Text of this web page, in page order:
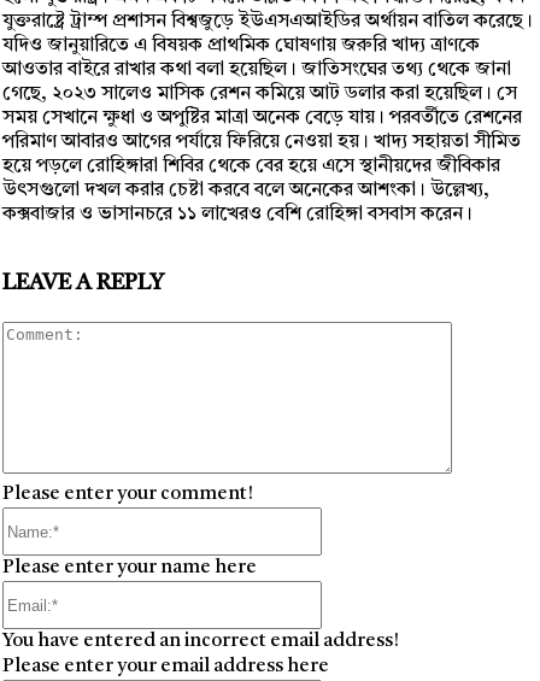
যুক্তরাষ্ট্রে ট্রাম্প প্রশাসন বিশ্বজুড়ে ইউএসএআইডির অর্থায়ন বাতিল করেছে।
যদিও জানুয়ারিতে এ বিষয়ক প্রাথমিক ঘোষণায় জরুরি খাদ্য ত্রাণকে
আওতার বাইরে রাখার কথা বলা হয়েছিল। জাতিসংঘের তথ্য থেকে জানা
গেছে, ২০২৩ সালেও মাসিক রেশন কমিয়ে আট ডলার করা হয়েছিল। সে
সময় সেখানে ক্ষুধা ও অপুষ্টির মাত্রা অনেক বেড়ে যায়। পরবর্তীতে রেশনের
পরিমাণ আবারও আগের পর্যায়ে ফিরিয়ে নেওয়া হয়। খাদ্য সহায়তা সীমিত
হয়ে পড়লে রোহিঙ্গারা শিবির থেকে বের হয়ে এসে স্থানীয়দের জীবিকার
উৎসগুলো দখল করার চেষ্টা করবে বলে অনেকের আশংকা। উল্লেখ্য,
কক্সবাজার ও ভাসানচরে ১১ লাখেরও বেশি রোহিঙ্গা বসবাস করেন।
LEAVE A REPLY
Please enter your comment!
Please enter your name here
You have entered an incorrect email address!
Please enter your email address here